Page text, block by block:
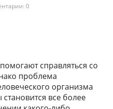
0
справляться со
проблема
организма
все более